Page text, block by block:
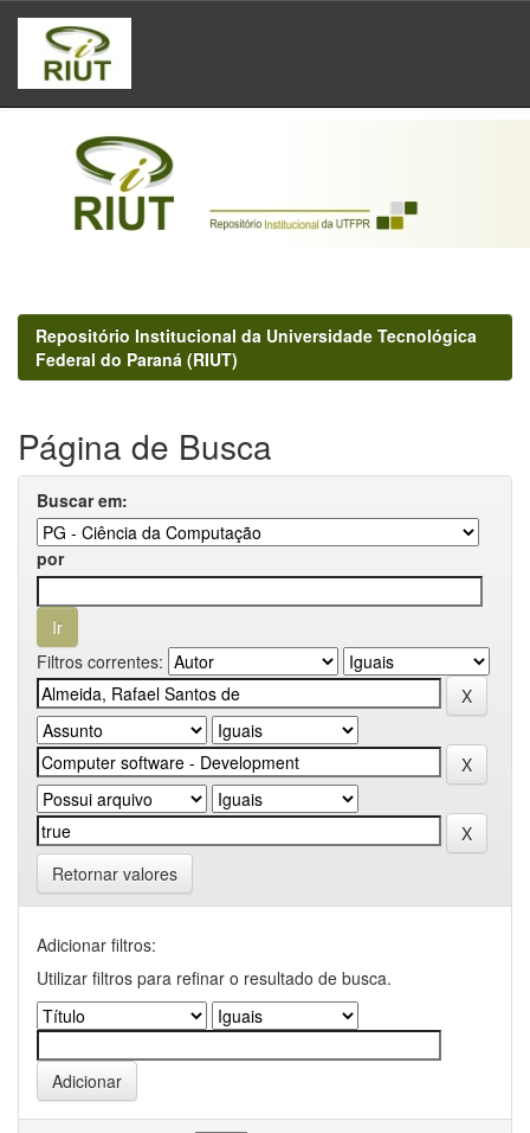
Skip
navigation
Repositório Institucional da Universidade Tecnológica
Federal do Paraná (RIUT)
Página de Busca
Buscar em:
por
Filtros correntes:
Retornar valores
Adicionar filtros:
Utilizar filtros para refinar o resultado de busca.